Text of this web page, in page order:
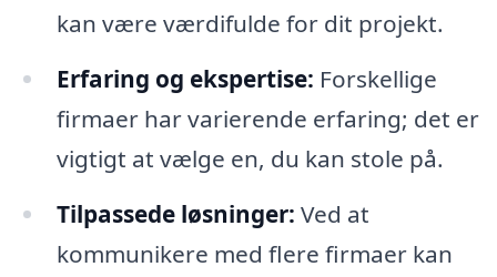
kan være værdifulde for dit projekt.
Erfaring og ekspertise: Forskellige
firmaer har varierende erfaring; det er
vigtigt at vælge en, du kan stole på.
Tilpassede løsninger: Ved at
kommunikere med flere firmaer kan